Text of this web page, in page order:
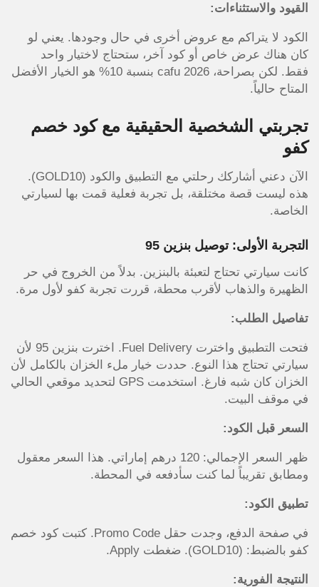
القيود والاستثناءات:
الكود لا يتراكم مع عروض أخرى في حال وجودها. يعني لو
كان هناك عرض خاص أو كود آخر، ستحتاج لاختيار واحد
فقط. لكن بصراحة، cafu 2026 بنسبة 10% هو الخيار الأفضل
المتاح حالياً.
تجربتي الشخصية الحقيقية مع كود خصم
كفو
الآن دعني أشاركك رحلتي مع التطبيق والكود (GOLD10).
هذه ليست قصة مختلقة، بل تجربة فعلية قمت بها لسيارتي
الخاصة.
التجربة الأولى: توصيل بنزين 95
كانت سيارتي تحتاج لتعبئة بالبنزين. بدلاً من الخروج في حر
الظهيرة والذهاب لأقرب محطة، قررت تجربة كفو لأول مرة.
تفاصيل الطلب:
فتحت التطبيق واخترت Fuel Delivery. اخترت بنزين 95 لأن
سيارتي تحتاج هذا النوع. حددت خيار ملء الخزان بالكامل لأن
الخزان كان شبه فارغ. استخدمت GPS لتحديد موقعي الحالي
في موقف البيت.
السعر قبل الكود:
ظهر السعر الإجمالي: 120 درهم إماراتي. هذا السعر معقول
ومطابق تقريباً لما كنت سأدفعه في المحطة.
تطبيق الكود:
في صفحة الدفع، وجدت حقل Promo Code. كتبت كود خصم
كفو بالضبط: (GOLD10). ضغطت Apply.
النتيجة الفورية: